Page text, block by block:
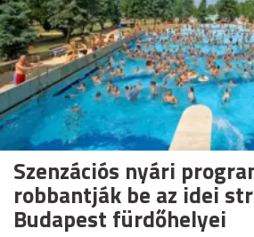
Szenzációs nyári
robbantják be az idei
Budapest fürdőhelyei